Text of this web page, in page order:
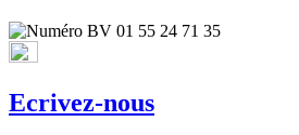
Ecrivez-nous